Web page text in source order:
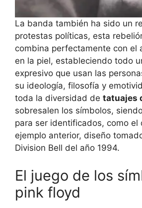
La banda también ha sido un
protestas políticas, esta
combina perfectamente con el
en la piel, estableciendo todo
expresivo que usan las
su ideología, filosofía y
toda la diversidad de tatuajes
sobresalen los símbolos,
para ser identificados, como el
ejemplo anterior, diseño
Division Bell del año 1994.
El juego de los
pink floyd